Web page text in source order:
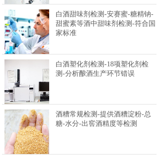
白酒甜味剂检测-安赛蜜-糖精钠-
甜蜜素等酒中甜味剂检测-符合国
家标准
白酒塑化剂检测-18项塑化剂检
测-分析酿酒生产环节错误
酒糟常规检测-提供酒糟淀粉-总
糖-水分-出窖酒精度等检测